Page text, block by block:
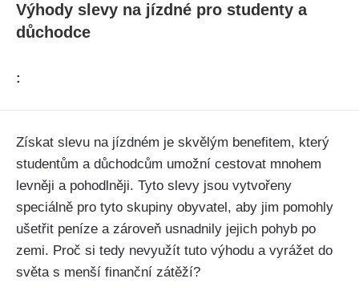
Výhody slevy na jízdné ‌pro studenty a
důchodce
:
Získat slevu na jízdném je skvělým ‌benefitem, který
studentům a důchodcům ‌umožní cestovat mnohem
levněji ⁣a pohodlněji. Tyto slevy jsou vytvořeny
‌speciálně pro‌ tyto skupiny obyvatel, aby jim ⁤pomohly
⁣ušetřit ⁣peníze⁢ a zároveň usnadnily jejich ‌pohyb po
zemi. Proč si tedy nevyužít⁤ tuto výhodu ⁣a vyrážet do‍
světa s menší finanční zátěží?